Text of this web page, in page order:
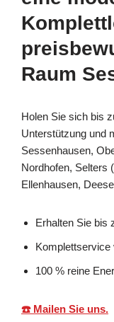
Raum
Holen Sie sich bis
Unterstützung und
Sessenhausen,
Nordhofen, Selters
Ellenhausen,
Erhalten Sie bis
Komplettservice
100 % reine
☎️ Mailen Sie uns.